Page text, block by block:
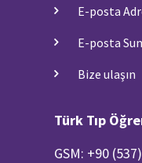
E-posta
E-posta
Bize ulaşın
Türk Tıp
GSM: +90